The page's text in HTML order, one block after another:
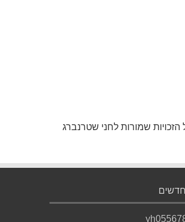
הזכויות שמורות לחני שטרנברג
חדשים